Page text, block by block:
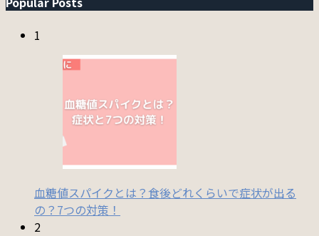
1
血糖値スパイクとは？食後どれくらいで症状が出る
の？7つの対策！
2